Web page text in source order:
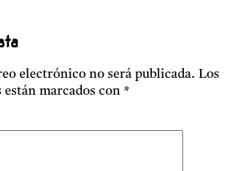
electrónico no será publicada. Los
marcados con *